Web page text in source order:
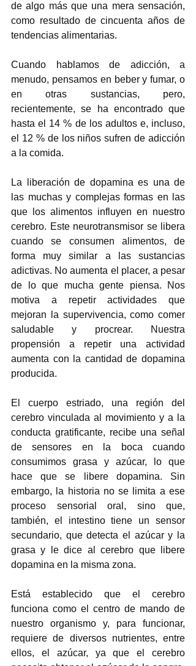
de algo más que una mera sensación,
como resultado de cincuenta años de
tendencias alimentarias.
Cuando hablamos de adicción, a
menudo, pensamos en beber y fumar, o
en otras sustancias, pero,
recientemente, se ha encontrado que
hasta el 14 % de los adultos e, incluso,
el 12 % de los niños sufren de adicción
a la comida.
La liberación de dopamina es una de
las muchas y complejas formas en las
que los alimentos influyen en nuestro
cerebro. Este neurotransmisor se libera
cuando se consumen alimentos, de
forma muy similar a las sustancias
adictivas. No aumenta el placer, a pesar
de lo que mucha gente piensa. Nos
motiva a repetir actividades que
mejoran la supervivencia, como comer
saludable y procrear. Nuestra
propensión a repetir una actividad
aumenta con la cantidad de dopamina
producida.
El cuerpo estriado, una región del
cerebro vinculada al movimiento y a la
conducta gratificante, recibe una señal
de sensores en la boca cuando
consumimos grasa y azúcar, lo que
hace que se libere dopamina. Sin
embargo, la historia no se limita a ese
proceso sensorial oral, sino que,
también, el intestino tiene un sensor
secundario, que detecta el azúcar y la
grasa y le dice al cerebro que libere
dopamina en la misma zona.
Está establecido que el cerebro
funciona como el centro de mando de
nuestro organismo y, para funcionar,
requiere de diversos nutrientes, entre
ellos, el azúcar, ya que el cerebro